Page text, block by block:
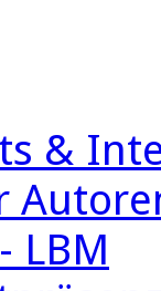
&
LBM